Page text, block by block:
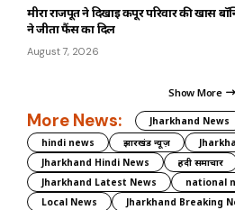
मीरा राजपूत ने दिखाई कपूर परिवार की खास
ने जीता फैंस का दिल
August 7, 2026
Show More
More News: Jharkhand News
hindi news
झारखंड न्यूज़
Jharkhand Hindi News
हिंदी समाचार
Jharkhand Latest News
national
Local News
Jharkhand Breaking